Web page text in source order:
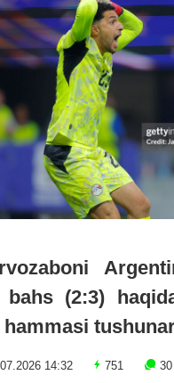
bahs (2:3)
hammasi
14:32 751 30